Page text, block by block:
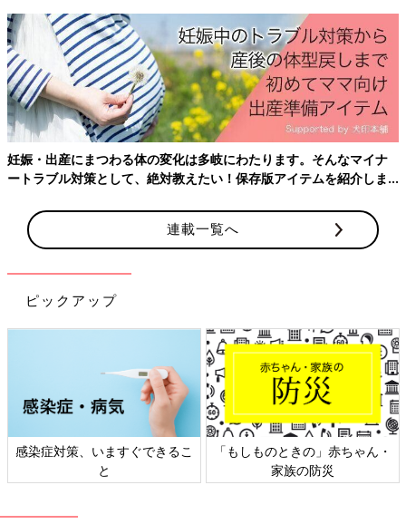
いな」と自分で気づくことができます。
小学校へ入ってから学校からのおたよりの出し忘れがないよう
に、年長の今のうちから、帰宅したらリュックサックの中身を全
部出して、必要なものは私に渡すことも習慣にしています。この
ようにルーティンにすると、親が口うるさく言わなくても子ども
が自分でできるようになっていくのです。
決まりごとはルーティンにすると、子どもが自分で
妊娠・出産にまつわる体の変化は多岐にわたります。そんなマイナ
ートラブル対策として、絶対教えたい！保存版アイテムを紹介しま
連載一覧へ
ピックアップ
感染症対策、いますぐできるこ
と
「もしものときの」赤ちゃん・
家族の防災